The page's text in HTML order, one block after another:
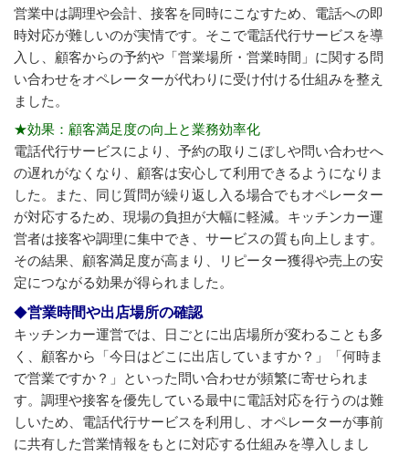
営業中は調理や会計、接客を同時にこなすため、電話への即
時対応が難しいのが実情です。そこで電話代行サービスを導
入し、顧客からの予約や「営業場所・営業時間」に関する問
い合わせをオペレーターが代わりに受け付ける仕組みを整え
ました。
★効果：顧客満足度の向上と業務効率化
電話代行サービスにより、予約の取りこぼしや問い合わせへ
の遅れがなくなり、顧客は安心して利用できるようになりま
した。また、同じ質問が繰り返し入る場合でもオペレーター
が対応するため、現場の負担が大幅に軽減。キッチンカー運
営者は接客や調理に集中でき、サービスの質も向上します。
その結果、顧客満足度が高まり、リピーター獲得や売上の安
定につながる効果が得られました。
営業時間や出店場所の確認
キッチンカー運営では、日ごとに出店場所が変わることも多
く、顧客から「今日はどこに出店していますか？」「何時ま
で営業ですか？」といった問い合わせが頻繁に寄せられま
す。調理や接客を優先している最中に電話対応を行うのは難
しいため、電話代行サービスを利用し、オペレーターが事前
に共有した営業情報をもとに対応する仕組みを導入しまし